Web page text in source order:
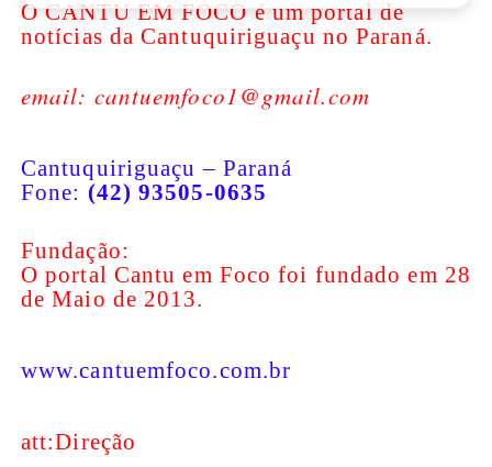
O CANTU EM FOCO é um portal de
notícias da Cantuquiriguaçu no Paraná.
email: cantuemfoco1@gmail.com
Cantuquiriguaçu – Paraná
Fone: (42) 93505-0635
Fundação:
O portal Cantu em Foco foi fundado em 28
de Maio de 2013.
www.cantuemfoco.com.br
att:Direção